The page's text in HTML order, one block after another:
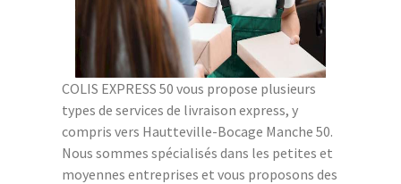
COLIS EXPRESS 50 vous propose plusieurs
types de services de livraison express, y
compris vers Hautteville-Bocage Manche 50.
Nous sommes spécialisés dans les petites et
moyennes entreprises et vous proposons des